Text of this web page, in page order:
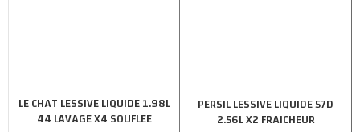
LE CHAT LESSIVE LIQUIDE 1.98L
44 LAVAGE X4 SOUFLEE
PERSIL LESSIVE LIQUIDE 57D
2.56L X2 FRAICHEUR